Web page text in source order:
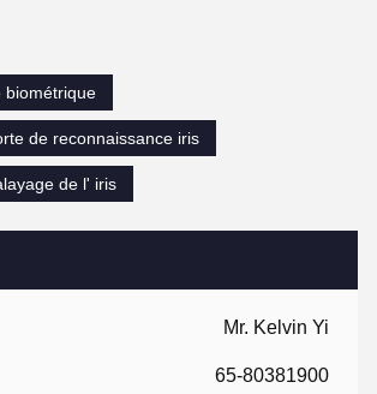
Mr. Kelvin Yi
65-80381900
biométrique
de reconnaissance iris
de l' iris